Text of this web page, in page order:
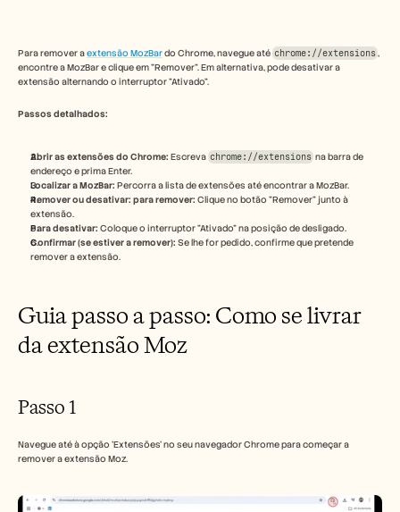
Para remover a extensão MozBar do Chrome, navegue até chrome://extensions,
encontre a MozBar e clique em "Remover". Em alternativa, pode desativar a
extensão alternando o interruptor "Ativado".
Passos detalhados:
Abrir as extensões do Chrome: Escreva chrome://extensions na barra de
endereço e prima Enter.
Localizar a MozBar: Percorra a lista de extensões até encontrar a MozBar.
Remover ou desativar: para remover: Clique no botão "Remover" junto à
extensão.
Para desativar: Coloque o interruptor "Ativado" na posição de desligado.
Confirmar (se estiver a remover): Se lhe for pedido, confirme que pretende
remover a extensão.
Guia passo a passo: Como se livrar
da extensão Moz
Passo 1
Navegue até à opção 'Extensões' no seu navegador Chrome para começar a
remover a extensão Moz.
Histórias de clientes
Centro de Ajuda
Preços
Carreiras
Partner Program
CASOS DE UTILIZAÇÃO
Gestão da Mudança
Sucesso do Cliente
Formação
See more
Marcar uma demonstração